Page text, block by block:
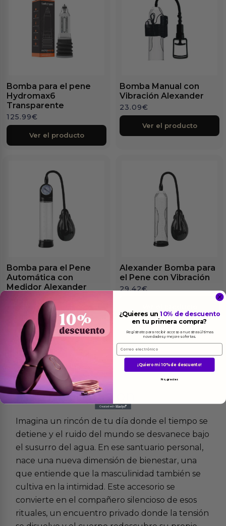
Bomba para el pene
Hydromax6
Transparente
125.99€
Ver el producto
Bomba Manual con
Vibración Alexander
23.09€
Ver el producto
Bomba para el Pene
Automática con
Medidor Alexander
Ver el producto
Alexander Bomba para
el Pene con Vibración
29.42€
Másinformacion
Imagina un rincón de tu día donde el tiempo se
detiene y el ruido del mundo se desvanece bajo
el susurro del agua. En ese santuario personal,
nace una nueva dimensión de bienestar, una
que entiende que la masculinidad también se
cultiva en la intimidad. Este accesorio se
convierte en el compañero silencioso de esos
rituales, un encuentro privado donde la tensión
¿Quieres un10% de descuento
en tu primera compra?
Regístrate para recibir acceso a nuestras últimas
novedades y mejores ofertas.
Email
¡Quiero mi 10% de descuento!
No, gracias